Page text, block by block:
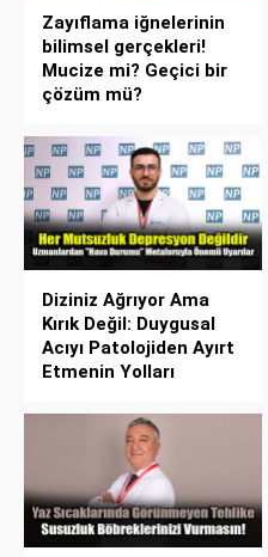
Zayıflama iğnelerinin
bilimsel gerçekleri!
Mucize mi? Geçici bir
çözüm mü?
Diziniz Ağrıyor Ama
Kırık Değil: Duygusal
Acıyı Patolojiden Ayırt
Etmenin Yolları